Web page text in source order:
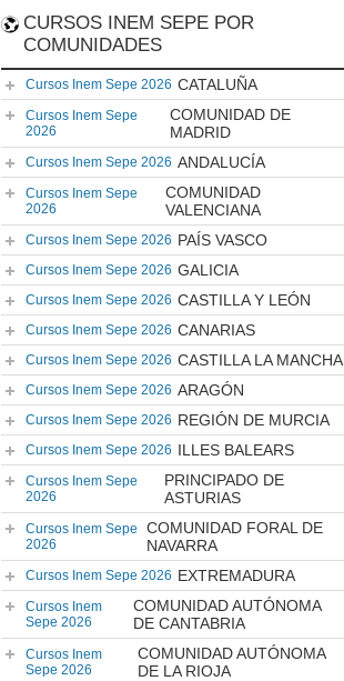
CURSOS INEM SEPE POR
COMUNIDADES
Cursos Inem Sepe 2026 CATALUÑA
Cursos Inem Sepe
2026
COMUNIDAD DE
MADRID
Cursos Inem Sepe 2026 ANDALUCÍA
Cursos Inem Sepe
2026
COMUNIDAD
VALENCIANA
Cursos Inem Sepe 2026 PAÍS VASCO
Cursos Inem Sepe 2026 GALICIA
Cursos Inem Sepe 2026 CASTILLA Y LEÓN
Cursos Inem Sepe 2026 CANARIAS
Cursos Inem Sepe 2026 CASTILLA LA MANCHA
Cursos Inem Sepe 2026 ARAGÓN
Cursos Inem Sepe 2026 REGIÓN DE MURCIA
Cursos Inem Sepe 2026 ILLES BALEARS
Cursos Inem Sepe
2026
PRINCIPADO DE
ASTURIAS
Cursos Inem Sepe
2026
COMUNIDAD FORAL DE
NAVARRA
Cursos Inem Sepe 2026 EXTREMADURA
Cursos Inem
Sepe 2026
COMUNIDAD AUTÓNOMA
DE CANTABRIA
Cursos Inem
Sepe 2026
COMUNIDAD AUTÓNOMA
DE LA RIOJA